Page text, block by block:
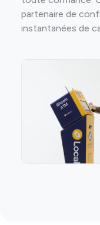
partenaire de
instantanées de